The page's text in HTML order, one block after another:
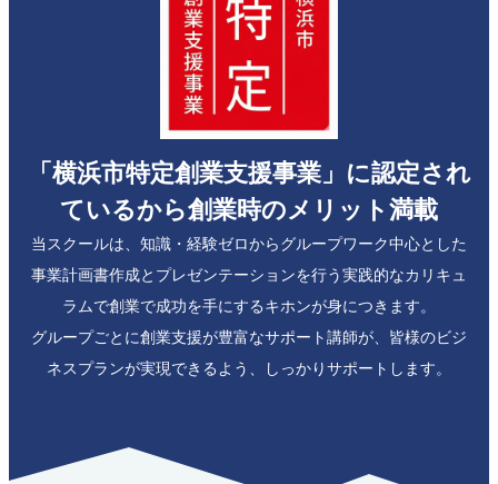
「横浜市特定創業支援事業」に認定され
ているから創業時のメリット満載
当スクールは、知識・経験ゼロからグループワーク中心とした
事業計画書作成とプレゼンテーションを行う実践的なカリキュ
ラムで創業で成功を手にするキホンが身につきます。
グループごとに創業支援が豊富なサポート講師が、皆様のビジ
ネスプランが実現できるよう、しっかりサポートします。